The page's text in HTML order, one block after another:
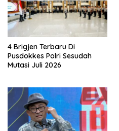
4 Brigjen Terbaru Di
Pusdokkes Polri Sesudah
Mutasi Juli 2026